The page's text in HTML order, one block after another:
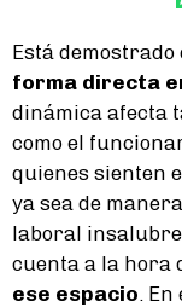
Está demostrado
forma directa
dinámica afecta
como el
quienes sienten
ya sea de
laboral
cuenta a la hora
ese espacio .